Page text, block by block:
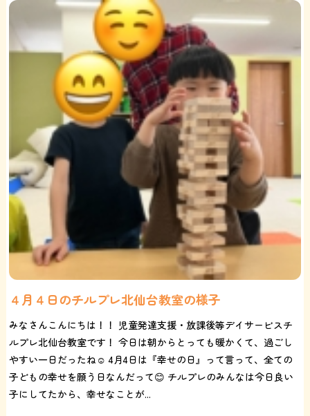
４月４日のチルプレ北仙台教室の様子
みなさんこんにちは！！ 児童発達支援・放課後等デイサービスチ
ルプレ北仙台教室です！ 今日は朝からとっても暖かくて、過ごし
やすい一日だったね☺️ 4月4日は『幸せの日』って言って、全ての
子どもの幸せを願う日なんだって😊 チルプレのみんなは今日良い
子にしてたから、幸せなことが...